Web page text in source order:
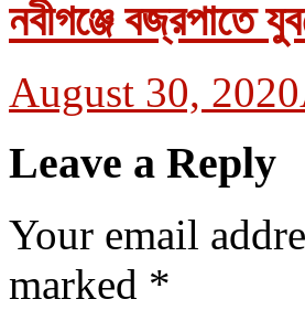
নবীগঞ্জে বজ্রপাতে
August 30, 2020
Leave a Reply
Your email
marked *